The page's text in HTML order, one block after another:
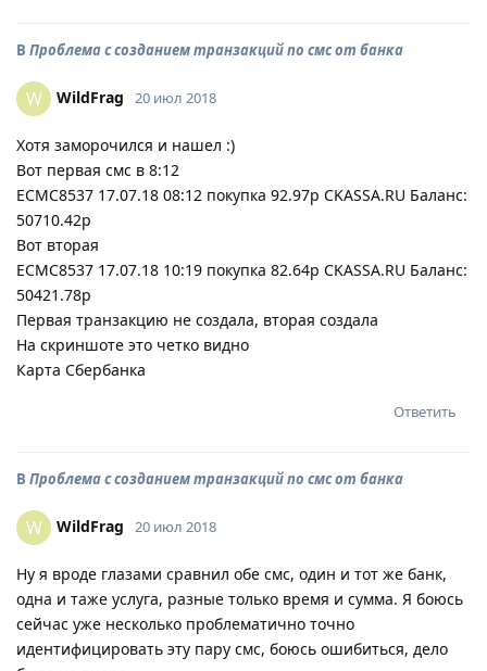
В Проблема с созданием транзакций по смс от банка
W WildFrag 20 июл 2018
Хотя заморочился и нашел :)
Вот первая смс в 8:12
ECMC8537 17.07.18 08:12 покупка 92.97р CKASSA.RU Баланс:
50710.42р
Вот вторая
ECMC8537 17.07.18 10:19 покупка 82.64р CKASSA.RU Баланс:
50421.78р
Первая транзакцию не создала, вторая создала
На скриншоте это четко видно
Карта Сбербанка
Ответить
В Проблема с созданием транзакций по смс от банка
W WildFrag 20 июл 2018
Ну я вроде глазами сравнил обе смс, один и тот же банк,
одна и таже услуга, разные только время и сумма. Я боюсь
сейчас уже несколько проблематично точно
идентифицировать эту пару смс, боюсь ошибиться, дело